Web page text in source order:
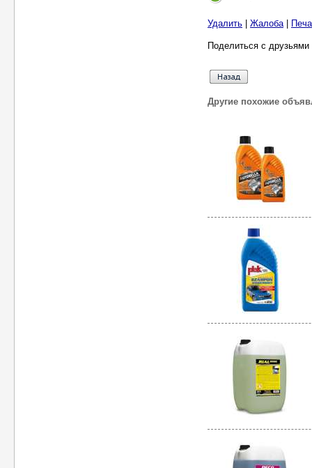
Удалить Жалоба|
Поделиться с
Другие похожие